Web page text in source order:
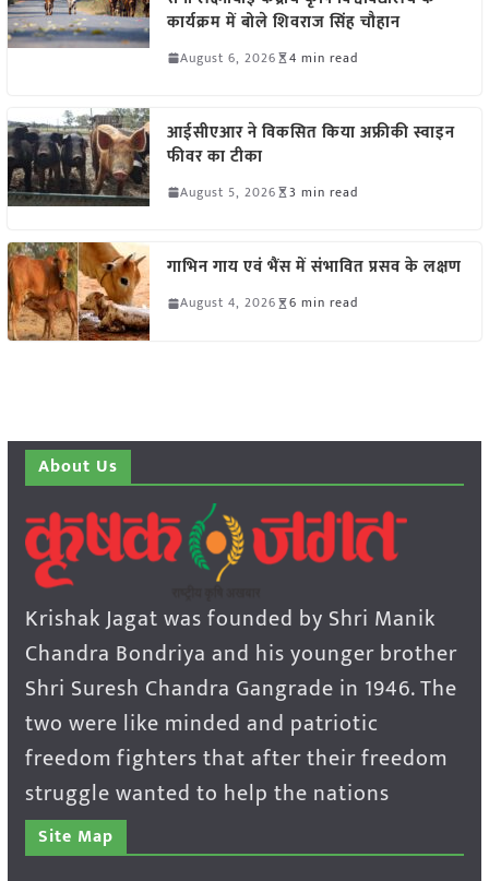
कार्यक्रम में बोले शिवराज सिंह चौहान
August 6, 2026 4 min read
आईसीएआर ने विकसित किया अफ्रीकी स्वाइन
फीवर का टीका
August 5, 2026 3 min read
गाभिन गाय एवं भैंस में संभावित प्रसव के लक्षण
August 4, 2026 6 min read
About Us
Krishak Jagat was founded by Shri Manik
Chandra Bondriya and his younger brother
Shri Suresh Chandra Gangrade in 1946. The
two were like minded and patriotic
freedom fighters that after their freedom
struggle wanted to help the nations
Site Map